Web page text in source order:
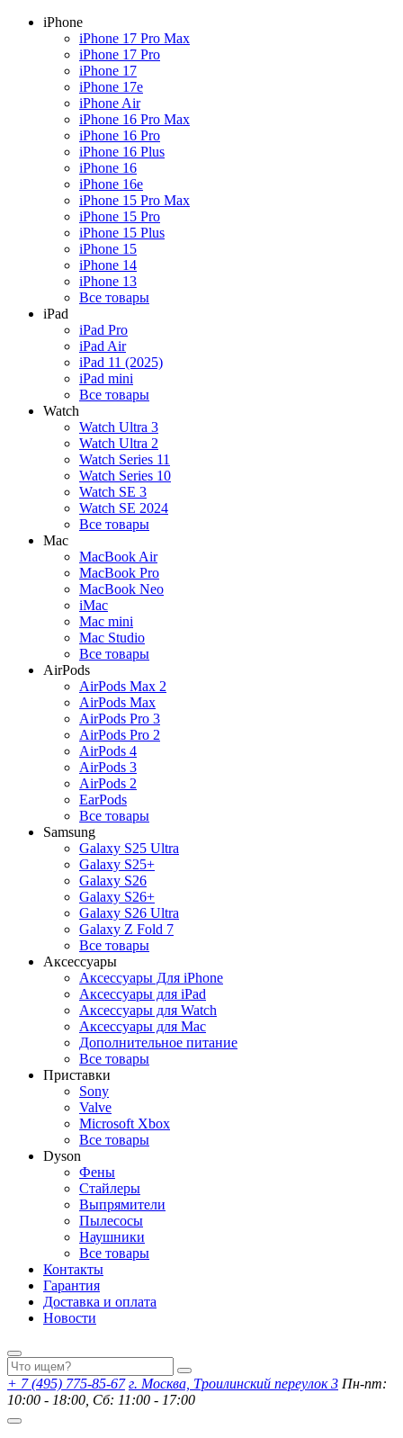
iPhone
iPhone 17 Pro Max
iPhone 17 Pro
iPhone 17
iPhone 17e
iPhone Air
iPhone 16 Pro Max
iPhone 16 Pro
iPhone 16 Plus
iPhone 16
iPhone 16e
iPhone 15 Pro Max
iPhone 15 Pro
iPhone 15 Plus
iPhone 15
iPhone 14
iPhone 13
Все товары
iPad
iPad Pro
iPad Air
iPad 11 (2025)
iPad mini
Все товары
Watch
Watch Ultra 3
Watch Ultra 2
Watch Series 11
Watch Series 10
Watch SE 3
Watch SE 2024
Все товары
Mac
MacBook Air
MacBook Pro
MacBook Neo
iMac
Mac mini
Mac Studio
Все товары
AirPods
AirPods Max 2
AirPods Max
AirPods Pro 3
AirPods Pro 2
AirPods 4
AirPods 3
AirPods 2
EarPods
Все товары
Samsung
Galaxy S25 Ultra
Galaxy S25+
Galaxy S26
Galaxy S26+
Galaxy S26 Ultra
Galaxy Z Fold 7
Все товары
Аксессуары
Аксессуары Для iPhone
Аксессуары для iPad
Аксессуары для Watch
Аксессуары для Mac
Дополнительное питание
Все товары
Приставки
Sony
Valve
Microsoft Xbox
Все товары
Dyson
Фены
Стайлеры
Выпрямители
Пылесосы
Наушники
Все товары
Контакты
Гарантия
Доставка и оплата
Новости
+ 7 (495) 775-85-67 г. Москва, Троилинский переулок 3 Пн-пт:
10:00 - 18:00, Сб: 11:00 - 17:00